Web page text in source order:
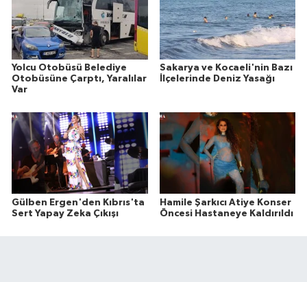
Yolcu Otobüsü Belediye
Otobüsüne Çarptı, Yaralılar
Var
Sakarya ve Kocaeli'nin Bazı
İlçelerinde Deniz Yasağı
Gülben Ergen'den Kıbrıs'ta
Sert Yapay Zeka Çıkışı
Hamile Şarkıcı Atiye Konser
Öncesi Hastaneye Kaldırıldı